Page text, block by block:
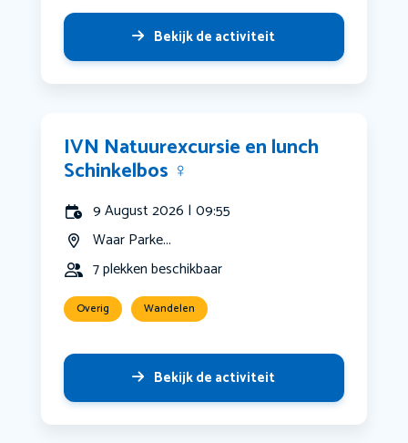
Bekijk de activiteit
IVN Natuurexcursie en lunch
Schinkelbos ‍♀️
9 August 2026 | 09:55
Waar Parke...
7 plekken beschikbaar
Overig Wandelen
Bekijk de activiteit